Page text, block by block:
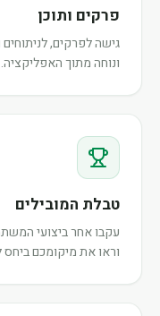
פרקים ותוכן
גישה לפרקים,
ונוחה מתוך האפליקציה.
טבלת המובילים
עקבו אחר ביצועי
וראו את מיקומכם